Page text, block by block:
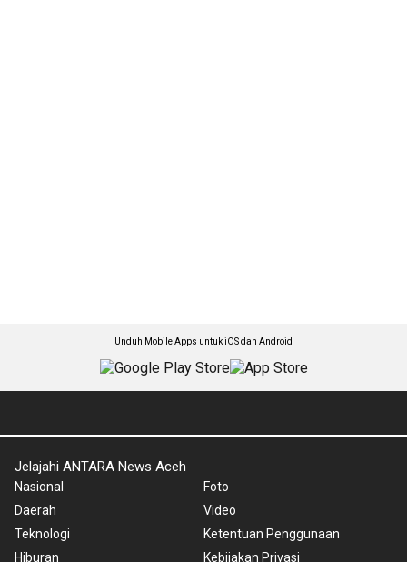
Unduh Mobile Apps untuk iOS dan Android
Jelajahi ANTARA News Aceh
Nasional
Daerah
Teknologi
Hiburan
Foto
Video
Ketentuan Penggunaan
Kebijakan Privasi